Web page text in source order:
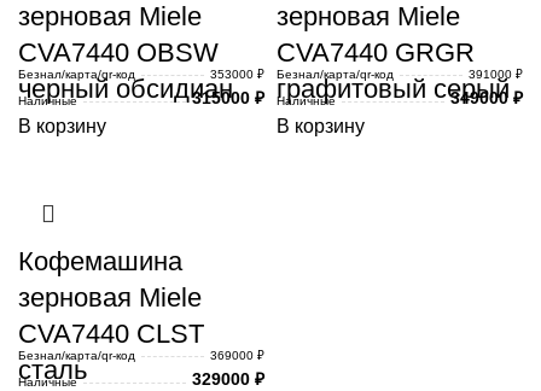
зерновая Miele
CVA7440 OBSW
черный обсидиан
Безнал/карта/qr-код
353000 ₽
Наличные
315000 ₽
В корзину
зерновая Miele
CVA7440 GRGR
графитовый серый
Безнал/карта/qr-код
391000 ₽
Наличные
349000 ₽
В корзину
Кофемашина
зерновая Miele
CVA7440 CLST
сталь
Безнал/карта/qr-код
369000 ₽
Наличные
329000 ₽